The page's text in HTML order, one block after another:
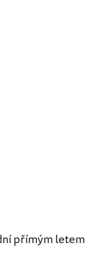
přímým letem